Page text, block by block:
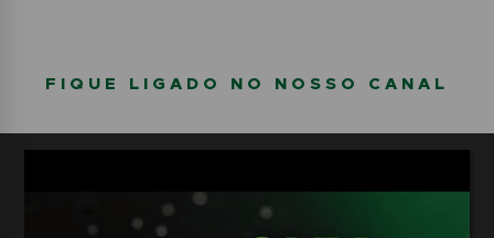
FIQUE LIGADO NO NOSSO CANAL